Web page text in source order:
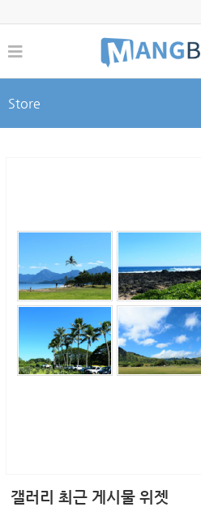
Store
갤러리 최근 게시물 위젯